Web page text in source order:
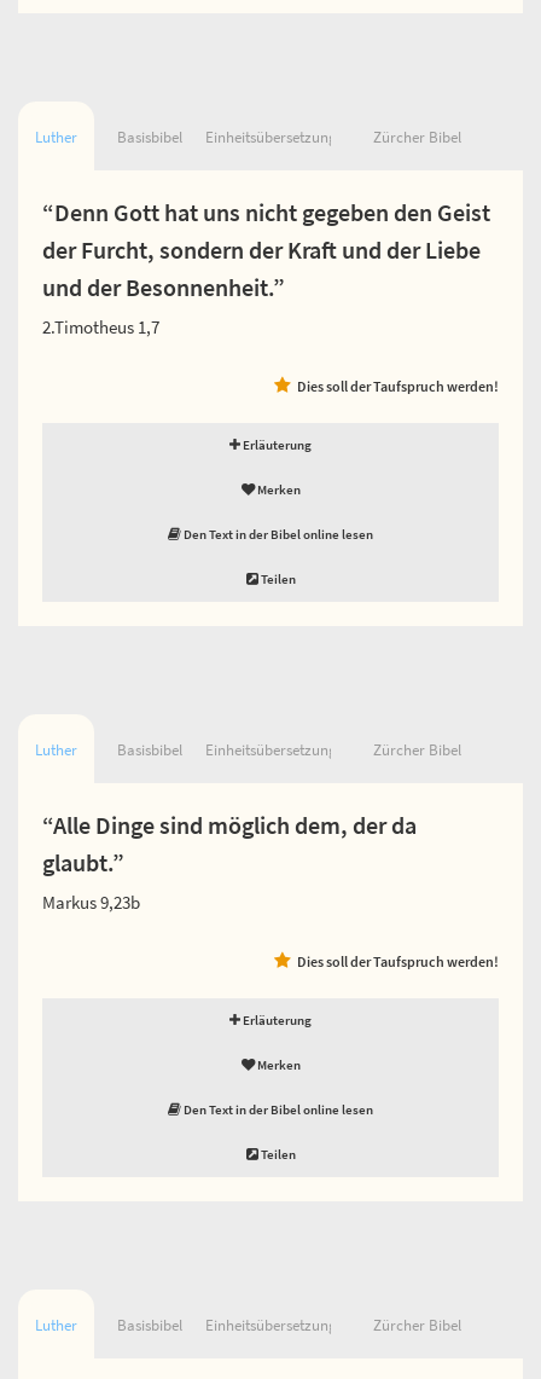
Luther Basisbibel Einheitsübersetzung Zürcher Bibel
“Denn Gott hat uns nicht gegeben den Geist
der Furcht, sondern der Kraft und der Liebe
und der Besonnenheit.”
2.Timotheus 1,7
Dies soll der Taufspruch werden!
Erläuterung
Merken
Den Text in der Bibel online lesen
Teilen
Luther Basisbibel Einheitsübersetzung Zürcher Bibel
“Alle Dinge sind möglich dem, der da
glaubt.”
Markus 9,23b
Dies soll der Taufspruch werden!
Erläuterung
Merken
Den Text in der Bibel online lesen
Teilen
Luther Basisbibel Einheitsübersetzung Zürcher Bibel